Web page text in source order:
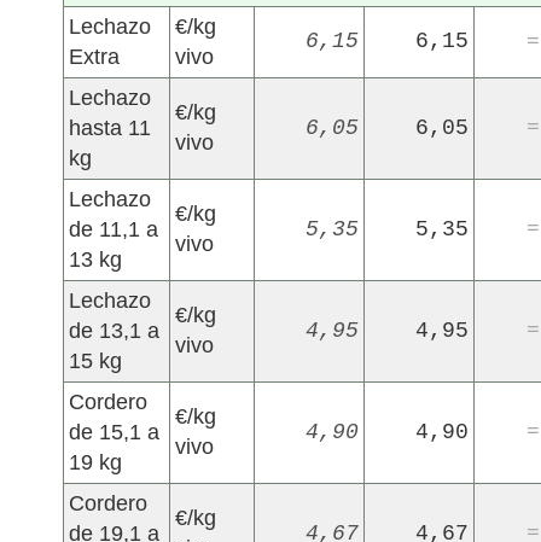
Lechazo
Extra
€/kg
vivo
6,15 6,15 =
Lechazo
hasta 11
kg
€/kg
vivo
6,05 6,05 =
Lechazo
de 11,1 a
13 kg
€/kg
vivo
5,35 5,35 =
Lechazo
de 13,1 a
15 kg
€/kg
vivo
4,95 4,95 =
Cordero
de 15,1 a
19 kg
€/kg
vivo
4,90 4,90 =
Cordero
de 19,1 a
€/kg
4,67 4,67 =